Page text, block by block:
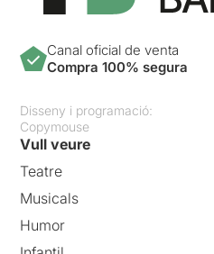
Canal oficial de venta
Compra 100% segura
Disseny i programació:
Copymouse
Vull veure
Teatre
Musicals
Humor